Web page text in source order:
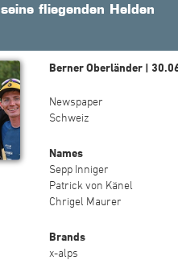
fliegenden Helden
Berner Oberländer |
Newspaper
Schweiz
Names
Sepp Inniger
Patrick von Känel
Chrigel Maurer
Brands
x-alps